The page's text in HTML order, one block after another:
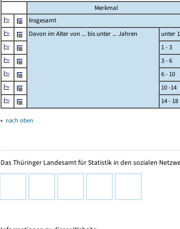
Merkmal
Insgesamt
Davon im Alter von ... bis unter ... Jahren
unter 1
1 - 3
3 - 6
6 - 10
10 -14
14 - 18
▴ nach oben
Das Thüringer Landesamt für Statistik in den sozialen